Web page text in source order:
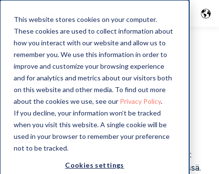
This website stores cookies on your computer.
These cookies are used to collect information about
how you interact with our website and allow us to
remember you. We use this information in order to
improve and customize your browsing experience
and for analytics and metrics about our visitors both
on this website and other media. To find out more
about the cookies we use, see our Privacy Policy.
If you decline, your information won’t be tracked
when you visit this website. A single cookie will be
used in your browser to remember your preference
not to be tracked.
Cookies settings
GoMore guide
Sveitsissä
Tervetuloa paikalliseen GoMore-oppaaseesi
Täältä löydät käsin valitsemamme suositukset
ajoystävällisistä kokemuksista ympäri Sveitsissä.